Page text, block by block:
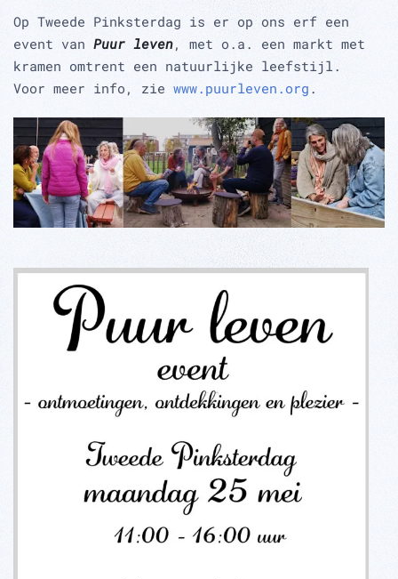
Op Tweede Pinksterdag is er op ons erf een
event van Puur leven, met o.a. een markt met
kramen omtrent een natuurlijke leefstijl.
Voor meer info, zie www.puurleven.org .